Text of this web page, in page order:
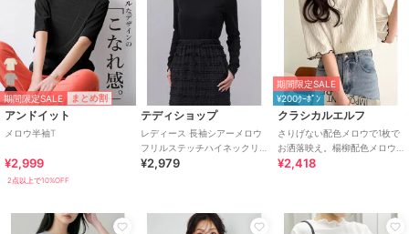
期間限定SALE まとめ割
アンドイット
メロウ半袖T
¥2,999
2点以上で10%OFF
テディショップ
レディース 長袖シアーメロウ
フリルステッチハイネックリ
ブトップス
¥2,979
期間限定SALE
¥200ｸｰﾎﾟﾝ
クラシカルエルフ
さりげない配色メロウで1枚で
お洒落映え。楊柳配色メロウ
トップス (半袖)
¥2,418